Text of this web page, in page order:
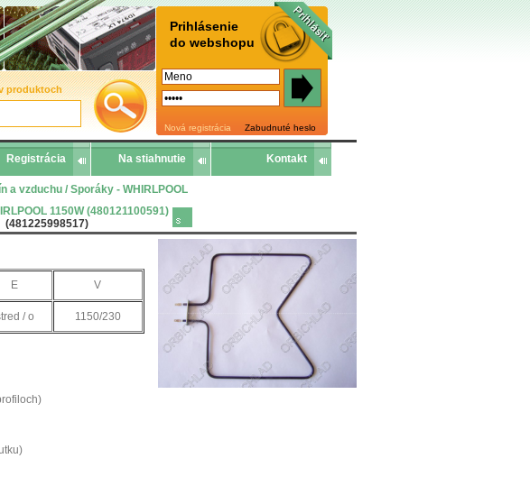
produktoch
Prihlásenie
do webshopu
Nová registrácia Zabudnuté heslo
Registrácia Na stiahnutie Kontakt
a vzduchu / Sporáky - WHIRLPOOL
1150W (480121100591)
(481225998517)
E V
/ o 1150/230